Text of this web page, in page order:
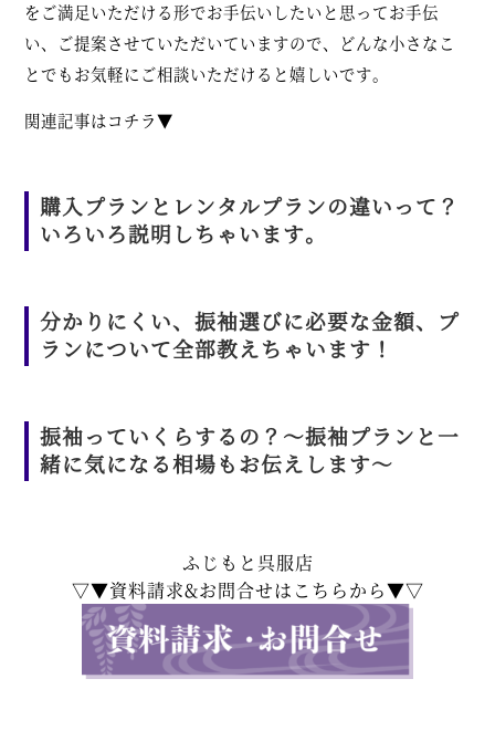
をご満足いただける形でお手伝いしたいと思ってお手伝
い、ご提案させていただいていますので、どんな小さなこ
とでもお気軽にご相談いただけると嬉しいです。
関連記事はコチラ▼
購入プランとレンタルプランの違いって？
いろいろ説明しちゃいます。
分かりにくい、振袖選びに必要な金額、プ
ランについて全部教えちゃいます！
振袖っていくらするの？～振袖プランと一
緒に気になる相場もお伝えします～
ふじもと呉服店
▽▼資料請求&お問合せはこちらから▼▽